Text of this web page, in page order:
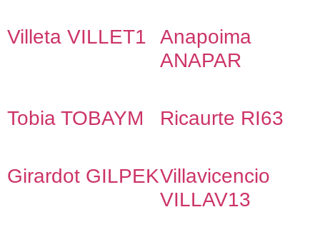
Villeta VILLET1
Anapoima
ANAPAR
Tobia TOBAYM Ricaurte RI63
Girardot GILPEKVillavicencio
VILLAV13